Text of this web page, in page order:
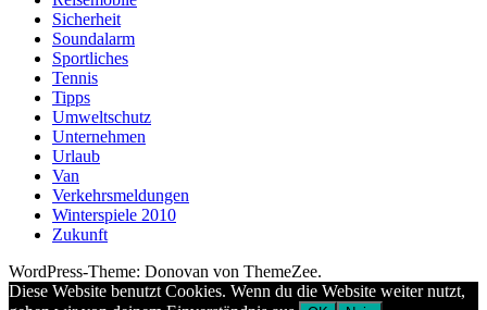
Sicherheit
Soundalarm
Sportliches
Tennis
Tipps
Umweltschutz
Unternehmen
Urlaub
Van
Verkehrsmeldungen
Winterspiele 2010
Zukunft
WordPress-Theme: Donovan von ThemeZee.
Diese Website benutzt Cookies. Wenn du die Website weiter nutzt,